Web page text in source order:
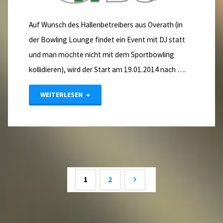
Auf Wunsch des Hallenbetreibers aus Overath (in
der Bowling Lounge findet ein Event mit DJ statt
und man möchte nicht mit dem Sportbowling
kollidieren), wird der Start am 19.01.2014 nach ….
WEITERLESEN "Verlegung
Herren
1 2